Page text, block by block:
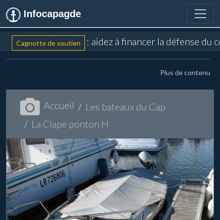
Infocapagde
Cagnotte de soutien : aidez à financer la défense
Plus de contenu
Accueil
Les bateaux du Cap
La Clape ponton H